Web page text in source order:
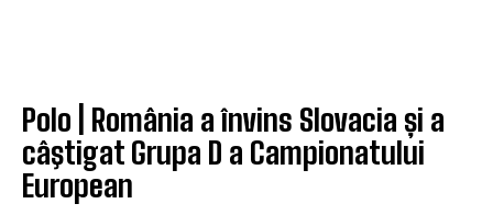
Polo | România a învins Slovacia și a
câştigat Grupa D a Campionatului
European